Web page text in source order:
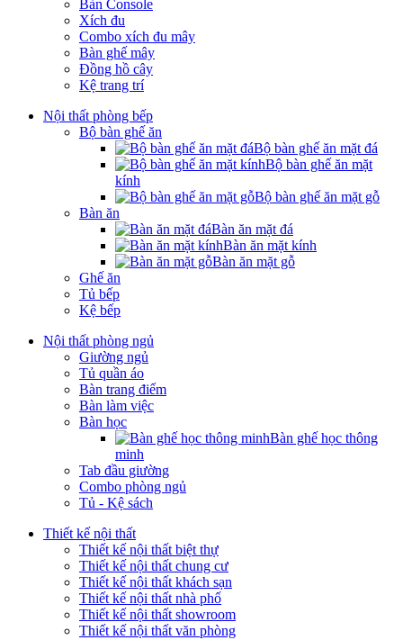
Bàn Console
Xích đu
Combo xích đu mây
Bàn ghế mây
Đồng hồ cây
Kệ trang trí
Nội thất phòng bếp
Bộ bàn ghế ăn
Bộ bàn ghế ăn mặt đá
Bộ bàn ghế ăn mặt
kính
Bộ bàn ghế ăn mặt gỗ
Bàn ăn
Bàn ăn mặt đá
Bàn ăn mặt kính
Bàn ăn mặt gỗ
Ghế ăn
Tủ bếp
Kệ bếp
Nội thất phòng ngủ
Giường ngủ
Tủ quần áo
Bàn trang điểm
Bàn làm việc
Bàn học
Bàn ghế học thông
minh
Tab đầu giường
Combo phòng ngủ
Tủ - Kệ sách
Thiết kế nội thất
Thiết kế nội thất biệt thự
Thiết kế nội thất chung cư
Thiết kế nội thất khách sạn
Thiết kế nội thất nhà phố
Thiết kế nội thất showroom
Thiết kế nội thất văn phòng